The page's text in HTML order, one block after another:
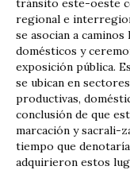
tránsito este-oeste
regional e
se asocian a
domésticos y
exposición pública.
se ubican en
productivas,
conclusión de que
marcación y sacrali-
tiempo que
adquirieron estos